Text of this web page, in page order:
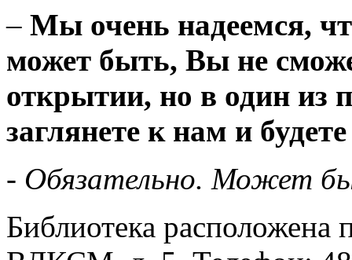
– Мы очень надеемся,
может быть, Вы не
открытии, но в один из
заглянете к нам и
- Обязательно. Может
Библиотека расположена